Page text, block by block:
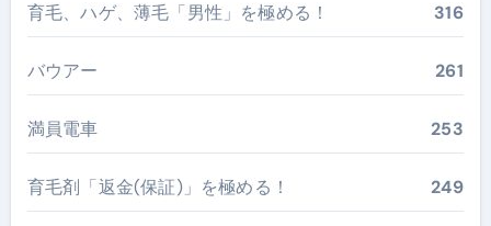
育毛、ハゲ、薄毛「男性」を極める！ 316
バウアー 261
満員電車 253
育毛剤「返金(保証)」を極める！ 249